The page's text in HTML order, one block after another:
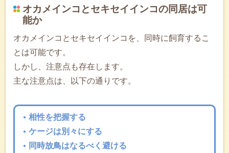
オカメインコとセキセイインコの同居は可
能か
オカメインコとセキセイインコを、同時に飼育するこ
とは可能です。
しかし、注意点も存在します。
主な注意点は、以下の通りです。
相性を把握する
ケージは別々にする
同時放鳥はなるべく避ける